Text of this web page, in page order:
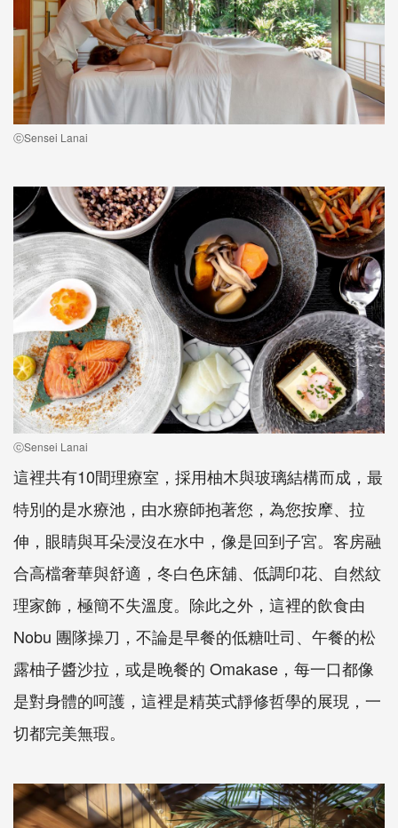
ⓒSensei Lanai
ⓒSensei Lanai
這裡共有10間理療室，採用柚木與玻璃結構而成，最
特別的是水療池，由水療師抱著您，為您按摩、拉
伸，眼睛與耳朵浸沒在水中，像是回到子宮。客房融
合高檔奢華與舒適，冬白色床舖、低調印花、自然紋
理家飾，極簡不失溫度。除此之外，這裡的飲食由
Nobu 團隊操刀，不論是早餐的低糖吐司、午餐的松
露柚子醬沙拉，或是晚餐的 Omakase，每一口都像
是對身體的呵護，這裡是精英式靜修哲學的展現，一
切都完美無瑕。